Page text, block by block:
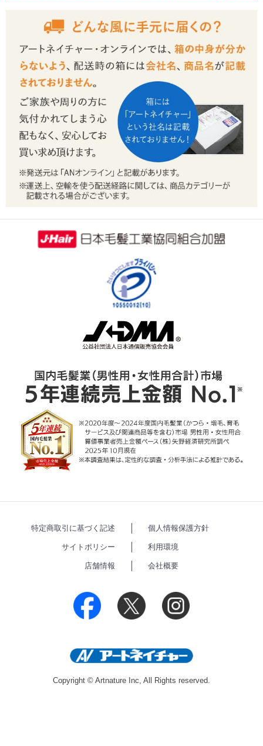
特定商取引に基づく記述 個人情報保護方針
サイトポリシー 利用環境
店舗情報 会社概要
Copyright © Artnature Inc, All Rights reserved.